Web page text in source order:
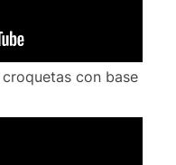
con base